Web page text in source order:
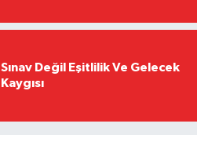
Sınav Değil Eşitlilik Ve Gelecek
Kaygısı